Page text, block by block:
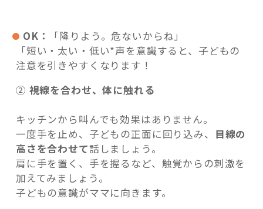
OK：
「降りよう。危ないからね」
「短い・太い・低い*声を意識すると、子どもの
注意を引きやすくなります！
② 視線を合わせ、体に触れる
キッチンから叫んでも効果はありません。
一度手を止め、子どもの正面に回り込み、 目線の
高さを合わせて話しましょう。
肩に手を置く、手を握るなど、触覚からの刺激を
加えてみましょう。
子どもの意識がママに向きます。